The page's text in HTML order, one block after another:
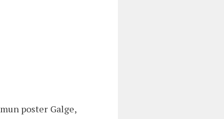
poster Galge,